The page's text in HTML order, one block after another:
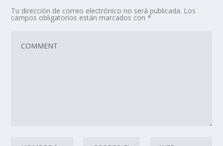
Tu dirección de correo electrónico no será publicada. Los
campos obligatorios están marcados con*